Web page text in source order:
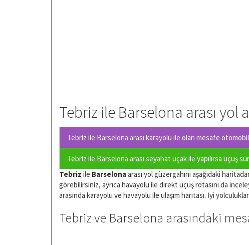
Tebriz ile Barselona arası yol
Tebriz ile Barselona arası karayolu ile olan mesafe otomobil
Tebriz ile Barselona arası seyahat uçak ile yapılırsa uçuş
Tebriz ile Barselonaarası yol güzergahını aşağıdaki
görebilirsiniz, ayrıca havayolu ile direkt uçuş rotasını da
arasında karayolu ve havayolu ile ulaşım harıtası. İyi
Tebriz ve Barselona arasındaki